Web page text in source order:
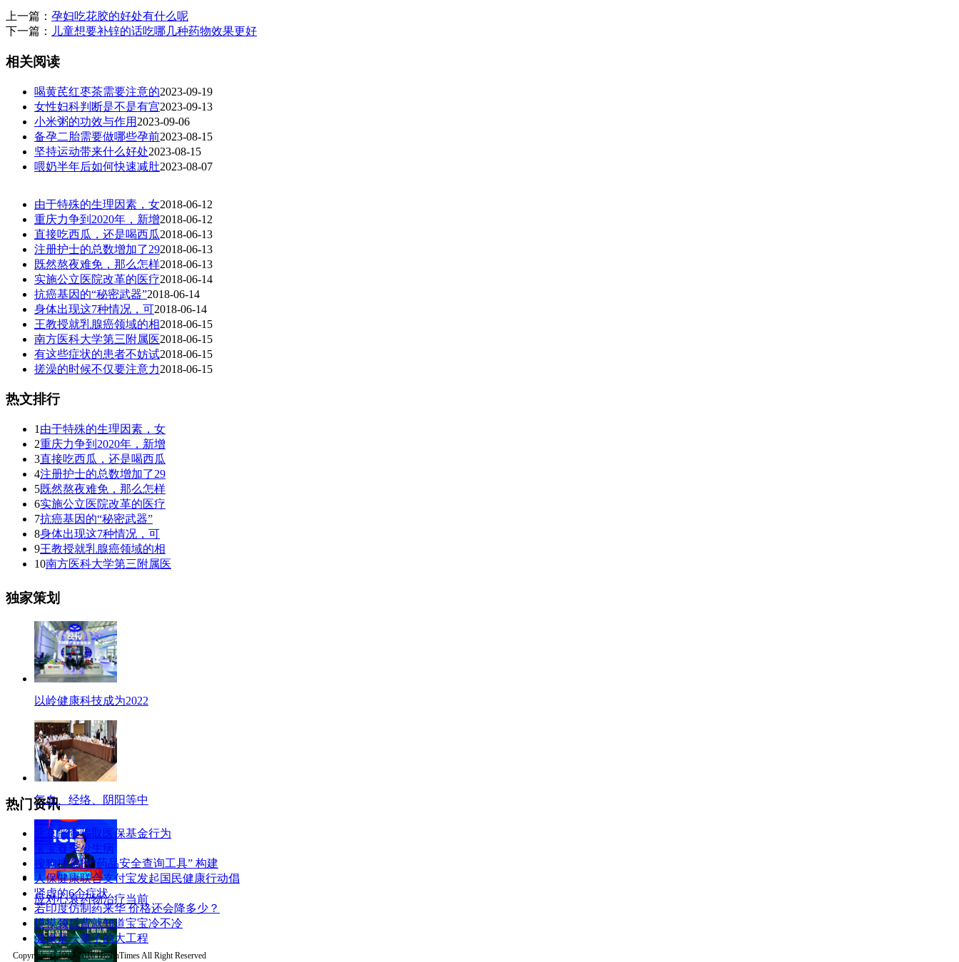
上一篇： 孕妇吃花胶的好处有什么呢
下一篇：
儿童想要补锌的话吃哪几种药物效果更好
相关阅读
喝黄芪红枣茶需要注意的2023-09-19
女性妇科判断是不是有宫2023-09-13
小米粥的功效与作用 2023-09-06
备孕二胎需要做哪些孕前2023-08-15
坚持运动带来什么好处2023-08-15
喂奶半年后如何快速减肚2023-08-07
由于特殊的生理因素，女2018-06-12
重庆力争到2020年，新增2018-06-12
直接吃西瓜，还是喝西瓜2018-06-13
注册护士的总数增加了292018-06-13
既然熬夜难免，那么怎样2018-06-13
实施公立医院改革的医疗2018-06-14
抗癌基因的“秘密武器”2018-06-14
身体出现这7种情况，可2018-06-14
王教授就乳腺癌领域的相2018-06-15
南方医科大学第三附属医2018-06-15
有这些症状的患者不妨试2018-06-15
搓澡的时候不仅要注意力2018-06-15
热文排行
1 由于特殊的生理因素，女
2重庆力争到2020年，新增
3直接吃西瓜，还是喝西瓜
4注册护士的总数增加了29
5既然熬夜难免，那么怎样
6实施公立医院改革的医疗
7抗癌基因的“秘密武器”
8身体出现这7种情况，可
9王教授就乳腺癌领域的相
10南方医科大学第三附属医
独家策划
以岭健康科技成为2022
气血、经络、阴阳等中
应对心衰药物治疗当前
热门资讯
北京严查骗取医保基金行为
宝宝春季少生病
搜狗搜索推“药品安全查询工具” 构建
人保健康联合支付宝发起国民健康行动倡
肾虚的6个症状
若印度仿制药来华 价格还会降多少？
摸摸颈后背就知道宝宝冷不冷
健康是一辈子的大工程
Copyright © 1999-2016 HealthTimes All Right Reserved